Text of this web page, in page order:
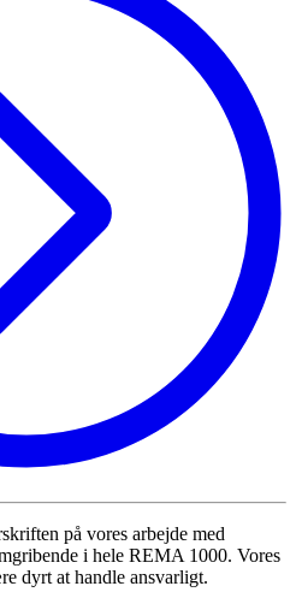
på vores arbejde med
i hele REMA 1000. Vores
dyrt at handle ansvarligt.